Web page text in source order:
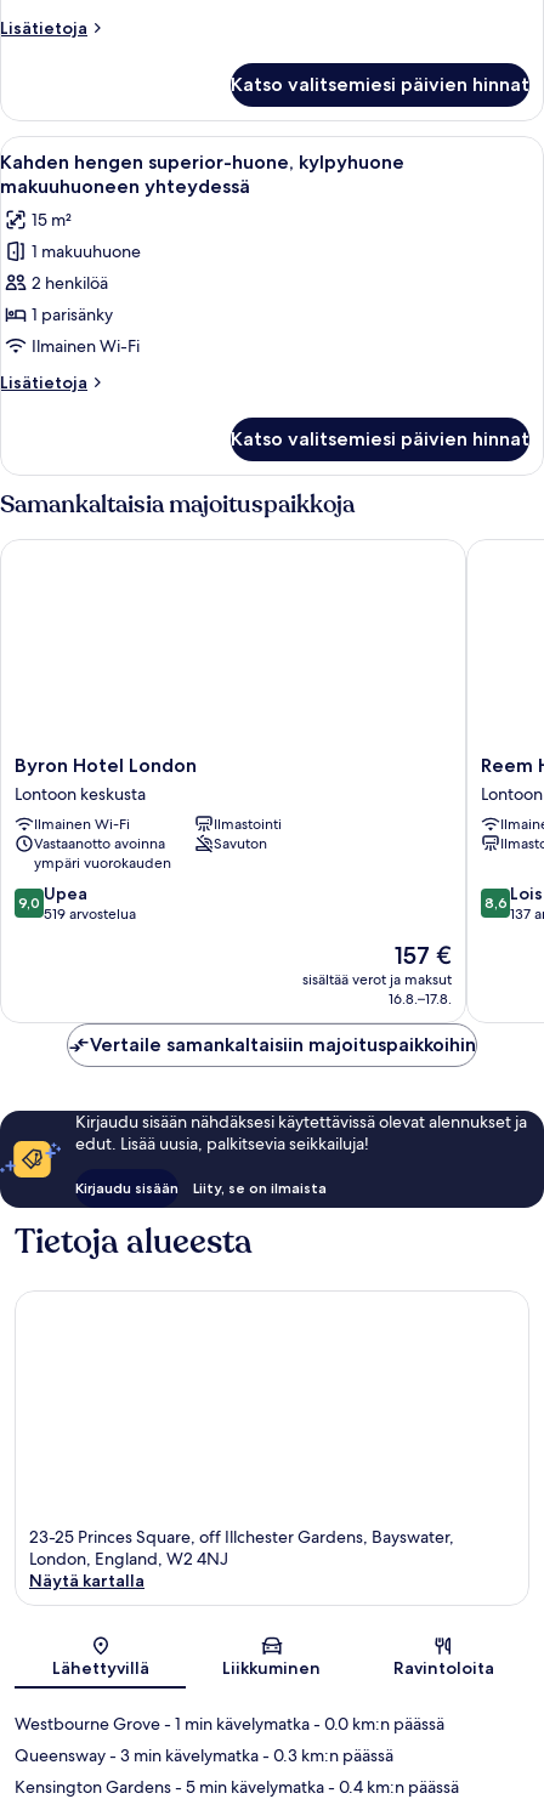
kuvat
Lisätietoja
Lisätietoja
kylpyhuone
makuuhuoneen
yhteydessä
Katso valitsemiesi päivien hinnat
Avaa
kaikki
huonetyypin
Kahden
hengen
superior-
huone,
kylpyhuone
makuuhuoneen
yhteydessä
Hotellihuone, jossa on suuri sänky,
12
Kahden hengen superior-huone, kylpyhuone
makuuhuoneen yhteydessä
15 m²
1 makuuhuone
2 henkilöä
1 parisänky
Ilmainen Wi-Fi
Lisätietoja
Lisätietoja
superior-
kylpyhuone
yhteydessä
Katso valitsemiesi päivien hinnat
Samankaltaisia majoituspaikkoja
Byron
Hotel
London
Lontoon
keskusta
Byron Hotel London
Lontoon keskusta
Ilmainen Wi-Fi
Ilmastointi
Vastaanotto avoinna
ympäri vuorokauden
Savuton
9.0
kautta
9,0 Upea
519 arvostelua
Hinta
on
157 €
157 €
sisältää verot ja maksut
16.8.–17.8.
Byron Hotel London
Reem
Hotel
Lontoon
keskusta
Reem
8.6
kautta
8,6
137
Reem
Vertaile samankaltaisiin majoituspaikkoihin
Kirjaudu sisään nähdäksesi käytettävissä olevat alennukset ja
edut. Lisää uusia, palkitsevia seikkailuja!
Kirjaudu sisään Liity, se on ilmaista
Tietoja alueesta
23-25 Princes Square, off Illchester Gardens, Bayswater,
London, England, W2 4NJ
Näytä kartalla
Lähettyvillä Liikkuminen Ravintoloita
Westbourne Grove- 1 min kävelymatka- 0.0 km:n päässä
Queensway- 3 min kävelymatka- 0.3 km:n päässä
Kensington Gardens- 5 min kävelymatka- 0.4 km:n päässä